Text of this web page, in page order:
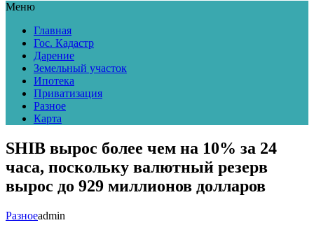
Меню
Главная
Гос. Кадастр
Дарение
Земельный участок
Ипотека
Приватизация
Разное
Карта
SHIB вырос более чем на 10% за 24
часа, поскольку валютный резерв
вырос до 929 миллионов долларов
Разноеadmin